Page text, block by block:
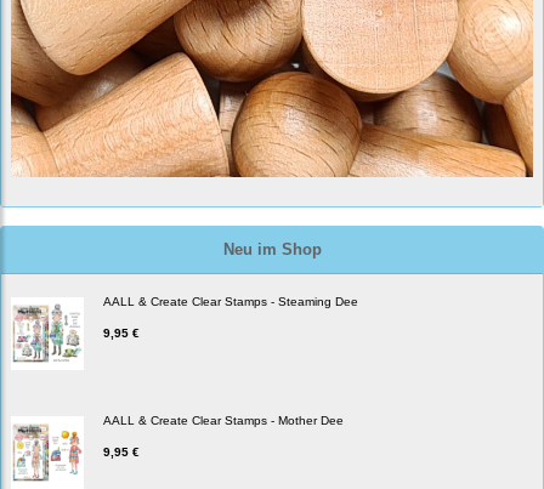
Neu im Shop
AALL & Create Clear Stamps - Steaming Dee
9,95 €
AALL & Create Clear Stamps - Mother Dee
9,95 €